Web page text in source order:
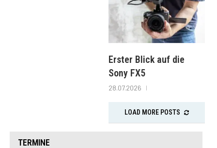
Erster Blick auf die
Sony FX5
28.07.2026
LOAD MORE POSTS
TERMINE